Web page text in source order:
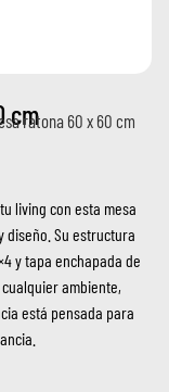
cm
ratona 60 x 60 cm
living con esta mesa
diseño. Su estructura
y tapa enchapada de
ambiente,
está pensada para